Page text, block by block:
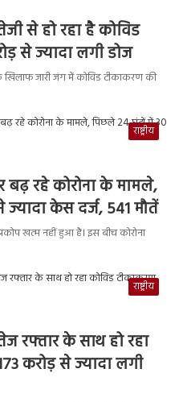
से हो रहा है कोविड
से ज्यादा लगी डोज
खिलाफ जारी जंग में कोविड टीकाकरण की
राष्ट्रीय
बढ़ रहे कोरोना के मामले,
केस दर्ज, 541 मौतें
खत्म नहीं हुआ है। इस बीच कोरोना
राष्ट्रीय
रफ्तार के साथ हो रहा
करोड़ से ज्यादा लगी